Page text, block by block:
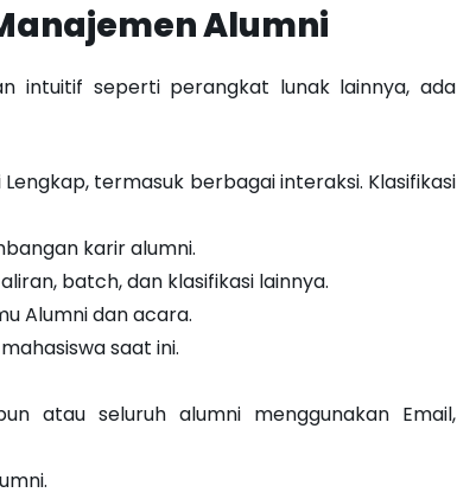
Alumni
intuitif seperti perangkat lunak lainnya, ada
termasuk berbagai interaksi. Klasifikasi
karir alumni.
batch, dan klasifikasi lainnya.
Alumni dan acara.
saat ini.
atau seluruh alumni menggunakan Email,